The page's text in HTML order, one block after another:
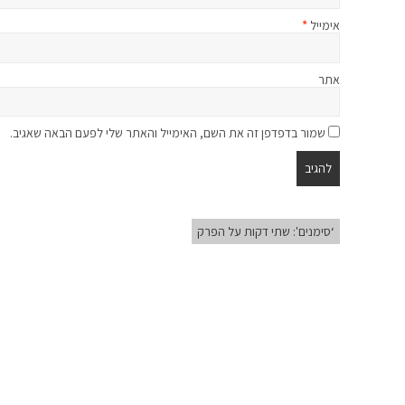
אימייל *
אתר
שמור בדפדפן זה את השם, האימייל והאתר שלי לפעם הבאה שאגיב.
‘סימנים': שתי דקות על הפרק